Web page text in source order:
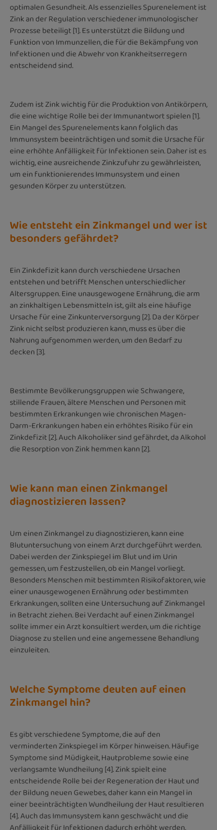
optimalen Gesundheit. Als essenzielles Spurenelement ist
Zink an der Regulation verschiedener immunologischer
Prozesse beteiligt [1]. Es unterstützt die Bildung und
Funktion von Immunzellen, die für die Bekämpfung von
Infektionen und die Abwehr von Krankheitserregern
entscheidend sind.
Zudem ist Zink wichtig für die Produktion von Antikörpern,
die eine wichtige Rolle bei der Immunantwort spielen [1].
Ein Mangel des Spurenelements kann folglich das
Immunsystem beeinträchtigen und somit die Ursache für
eine erhöhte Anfälligkeit für Infektionen sein. Daher ist es
wichtig, eine ausreichende Zinkzufuhr zu gewährleisten,
um ein funktionierendes Immunsystem und einen
gesunden Körper zu unterstützen.
Wie entsteht ein Zinkmangel und wer ist
besonders gefährdet?
Ein Zinkdefizit kann durch verschiedene Ursachen
entstehen und betrifft Menschen unterschiedlicher
Altersgruppen. Eine unausgewogene Ernährung, die arm
an zinkhaltigen Lebensmitteln ist, gilt als eine häufige
Ursache für eine Zinkunterversorgung [2]. Da der Körper
Zink nicht selbst produzieren kann, muss es über die
Nahrung aufgenommen werden, um den Bedarf zu
decken [3].
Bestimmte Bevölkerungsgruppen wie Schwangere,
stillende Frauen, ältere Menschen und Personen mit
bestimmten Erkrankungen wie chronischen Magen-
Darm-Erkrankungen haben ein erhöhtes Risiko für ein
Zinkdefizit [2]. Auch Alkoholiker sind gefährdet, da Alkohol
die Resorption von Zink hemmen kann [2].
Wie kann man einen Zinkmangel
diagnostizieren lassen?
Um einen Zinkmangel zu diagnostizieren, kann eine
Blutuntersuchung von einem Arzt durchgeführt werden.
Dabei werden der Zinkspiegel im Blut und im Urin
gemessen, um festzustellen, ob ein Mangel vorliegt.
Besonders Menschen mit bestimmten Risikofaktoren, wie
einer unausgewogenen Ernährung oder bestimmten
Erkrankungen, sollten eine Untersuchung auf Zinkmangel
in Betracht ziehen. Bei Verdacht auf einen Zinkmangel
sollte immer ein Arzt konsultiert werden, um die richtige
Diagnose zu stellen und eine angemessene Behandlung
einzuleiten.
Welche Symptome deuten auf einen
Zinkmangel hin?
Es gibt verschiedene Symptome, die auf den
verminderten Zinkspiegel im Körper hinweisen. Häufige
Symptome sind Müdigkeit, Hautprobleme sowie eine
verlangsamte Wundheilung [4]. Zink spielt eine
entscheidende Rolle bei der Regeneration der Haut und
der Bildung neuen Gewebes, daher kann ein Mangel in
einer beeinträchtigten Wundheilung der Haut resultieren
[4]. Auch das Immunsystem kann geschwächt und die